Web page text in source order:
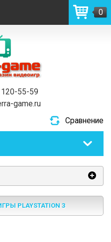
55-59
game.ru
0
Сравнение
PLAYSTATION 3